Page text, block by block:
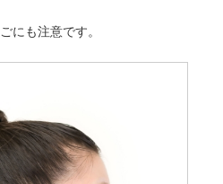
にも注意です。